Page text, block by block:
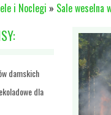
i Noclegi » Sale weselna
damskich
dla